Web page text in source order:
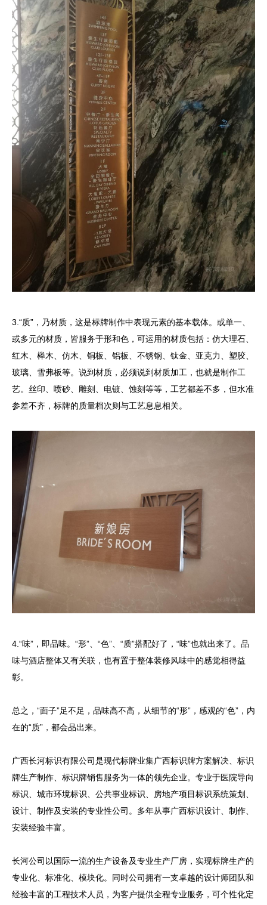
3.“质”，乃材质，这是标牌制作中表现元素的基本载体。或单一、
或多元的材质，皆服务于形和色，可运用的材质包括：仿大理石、
红木、榉木、仿木、铜板、铝板、不锈钢、钛金、亚克力、塑胶、
玻璃、雪弗板等。说到材质，必须说到材质加工，也就是制作工
艺。丝印、喷砂、雕刻、电镀、蚀刻等等，工艺都差不多，但水准
参差不齐，标牌的质量档次则与工艺息息相关。
4.“味”，即品味。“形”、“色”、“质”搭配好了，“味”也就出来了。品
味与酒店整体又有关联，也有置于整体装修风味中的感觉相得益
彰。
总之，“面子”足不足，品味高不高，从细节的“形”，感观的“色”，内
在的“质”，都会品出来。
广西长河标识有限公司是现代标牌业集广西标识牌方案解决、标识
牌生产制作、标识牌销售服务为一体的领先企业。专业于医院导向
标识、城市环境标识、公共事业标识、房地产项目标识系统策划、
设计、制作及安装的专业性公司。多年从事广西标识设计、制作、
安装经验丰富。
长河公司以国际一流的生产设备及专业生产厂房，实现标牌生产的
专业化、标准化、模块化。同时公司拥有一支卓越的设计师团队和
经验丰富的工程技术人员，为客户提供全程专业服务，可个性化定